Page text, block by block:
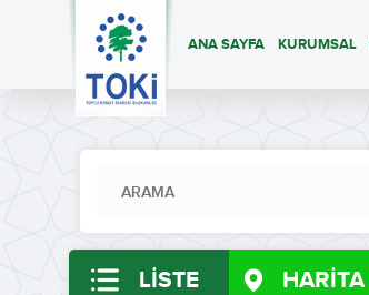
ANA SAYFA KURUMSAL
LİSTE HARİTA